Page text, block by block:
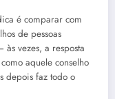
é comparar com
de pessoas
vezes, a resposta
aquele conselho
depois faz todo o